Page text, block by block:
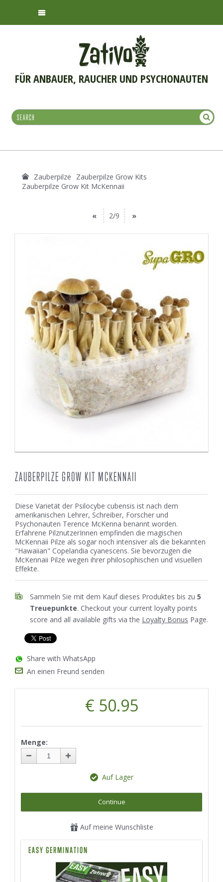
FÜR ANBAUER, RAUCHER UND PSYCHONAUTEN
Zauberpilze
Zauberpilze Grow Kits
Zauberpilze Grow Kit McKennaii
« 2/9 »
ZAUBERPILZE GROW KIT MCKENNAII
Diese Varietät der Psilocybe cubensis ist nach dem
amerikanischen Lehrer, Schreiber, Forscher und
Psychonauten Terence McKenna benannt worden.
Erfahrene PilznutzerInnen empfinden die magischen
McKennaii Pilze als sogar noch intensiver als die bekannten
"Hawaiian" Copelandia cyanescens. Sie bevorzugen die
McKennaii Pilze wegen ihrer philosophischen und visuellen
Effekte.
Sammeln Sie mit dem Kauf dieses Produktes bis zu 5
Treuepunkte. Checkout your current loyalty points
score and all available gifts via the Loyalty Bonus Page.
Share with WhatsApp
An einen Freund senden
€ 50.95
Menge:
Auf Lager
Continue
Auf meine Wunschliste
EASY GERMINATION